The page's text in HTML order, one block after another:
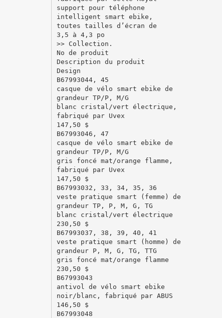
support pour téléphone
intelligent smart ebike,
toutes tailles d’écran de
3,5 à 4,3 po
>> Collection.
No de produit
Description du produit
Design
B67993044, 45
casque de vélo smart ebike de
grandeur TP/P, M/G
blanc cristal/vert électrique,
fabriqué par Uvex
147,50 $
B67993046, 47
casque de vélo smart ebike de
grandeur TP/P, M/G
gris foncé mat/orange flamme,
fabriqué par Uvex
147,50 $
B67993032, 33, 34, 35, 36
veste pratique smart (femme) de
grandeur TP, P, M, G, TG
blanc cristal/vert électrique
230,50 $
B67993037, 38, 39, 40, 41
veste pratique smart (homme) de
grandeur P, M, G, TG, TTG
gris foncé mat/orange flamme
230,50 $
B67993043
antivol de vélo smart ebike
noir/blanc, fabriqué par ABUS
146,50 $
B67993048